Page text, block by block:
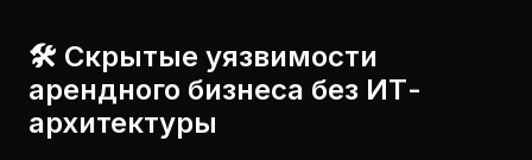
🛠 Скрытые уязвимости
арендного бизнеса без ИТ-
архитектуры